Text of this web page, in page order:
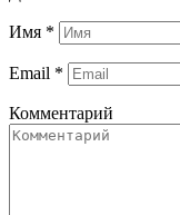
Имя *
Email *
Комментарий